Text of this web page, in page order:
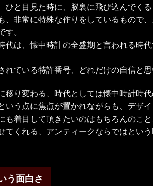
ひと目見た時に、脳裏に飛び込んでく
、非常に特殊な作りをしているもので
。
代は、懐中時計の全盛期と言われる時
れている特許番号、どれだけの自信と
移り変わる、時代としては懐中時計時代
いう点に焦点が置かれながらも、デザ
も着目して頂きたいのはもちろんのこ
てくれる、アンティークならではという
う面白さ